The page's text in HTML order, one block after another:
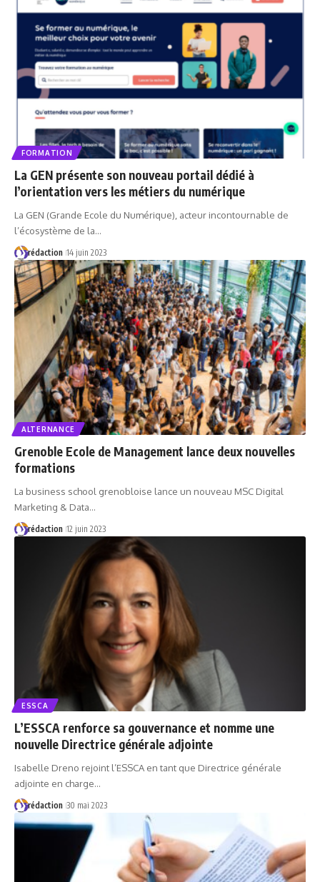
FORMATION
La GEN présente son nouveau portail dédié à
l’orientation vers les métiers du numérique
La GEN (Grande Ecole du Numérique), acteur incontournable de
l’écosystème de la…
rédaction 14 juin 2023
ALTERNANCE
Grenoble Ecole de Management lance deux nouvelles
formations
La business school grenobloise lance un nouveau MSC Digital
Marketing & Data…
rédaction 12 juin 2023
ESSCA
L’ESSCA renforce sa gouvernance et nomme une
nouvelle Directrice générale adjointe
Isabelle Dreno rejoint l’ESSCA en tant que Directrice générale
adjointe en charge…
rédaction 30 mai 2023